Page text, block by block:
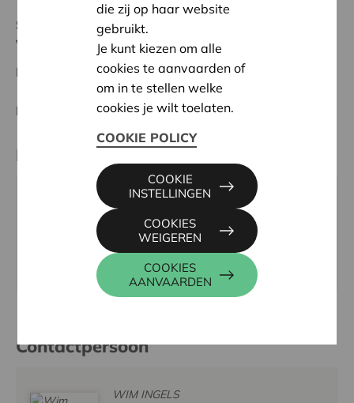
Status:
Volledig
Veurne-Diksmuide
Datum:
05/06/2025
Beslissing: Goedgekeurd
Partner
IMKERSBOND DE IJZERVALLE, Grauwe
Broedersstraat 79, 8600 DIKSMUIDE
https://jvaneecke.wixsite.com/imkersbondyzervallei
Contactpersoon
WIM INGELS
die zij op haar website
gebruikt.
Je kunt kiezen om alle
cookies te aanvaarden of
om in te stellen welke
cookies je wilt toelaten.
COOKIE POLICY
COOKIES
AANVAARDEN
COOKIES
WEIGEREN
COOKIE
INSTELLINGEN